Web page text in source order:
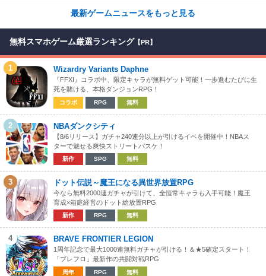
最新ゲームニュースをもっと見る
無料スマホゲーム厳選ランキング 【PR】
1 Wizardry Variants Daphne
『FFXI』コラボ中、限定キャラが無料ゲット可能！一歩進むたびに生
死を賭ける、本格ダンジョンRPG！
コラボ RPG 無料
2 NBAダンクシティ
【8/6リリース】ガチャ240連分以上が引けるイベを開催中！NBAス
ターで魅せる爽快ストリートバスケ！
新作 SPG 無料
3 ドット伝説～魔王になる異世界放置RPG
今なら無料2000連ガチャが引けて、全恒常キャラも入手可能！魔王
育成×箱庭経営のドット絵放置RPG
新作 RPG 無料
4 BRAVE FRONTIER LEGION
1周年記念で最大1000連無料ガチャが引ける！＆★5確定スタート！
「ブレフロ」最新作の共闘対戦RPG
周年 RPG 無料